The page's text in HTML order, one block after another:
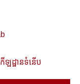
ឡដ្ឋាន​ទំនើប